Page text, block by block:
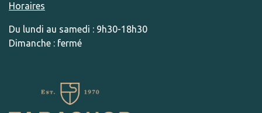
Horaires
Du lundi au samedi : 9h30-18h30
Dimanche : fermé